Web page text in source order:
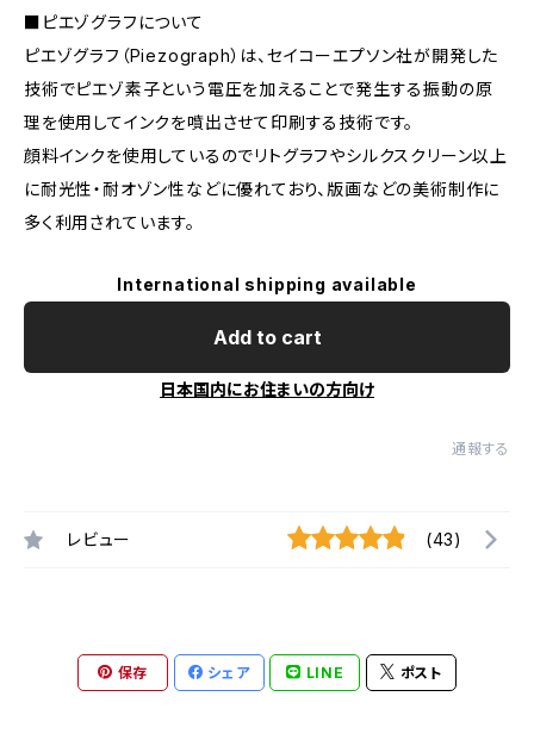
■ピエゾグラフについて
ピエゾグラフ（Piezograph）は、セイコーエプソン社が開発した
技術でピエゾ素子という電圧を加えることで発生する振動の原
理を使用してインクを噴出させて印刷する技術です。
顔料インクを使用しているのでリトグラフやシルクスクリーン以上
に耐光性・耐オゾン性などに優れており、版画などの美術制作に
多く利用されています。
International shipping available
Add to cart
日本国内にお住まいの方向け
通報する
レビュー (43)
保存 シェア LINE ポスト